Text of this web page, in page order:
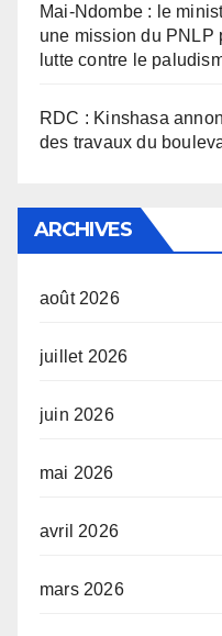
Mai-Ndombe : le
une mission du PNLP
lutte contre le
RDC : Kinshasa
des travaux du
ARCHIVES
août 2026
juillet 2026
juin 2026
mai 2026
avril 2026
mars 2026